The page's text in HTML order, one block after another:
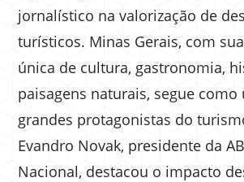
jornalístico na valorização de
turísticos. Minas Gerais, com
única de cultura, gastronomia,
paisagens naturais, segue como
grandes protagonistas do
Evandro Novak, presidente da
Nacional, destacou o impacto